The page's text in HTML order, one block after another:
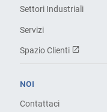
Settori Industriali
Servizi
Spazio Clienti
NOI
Contattaci